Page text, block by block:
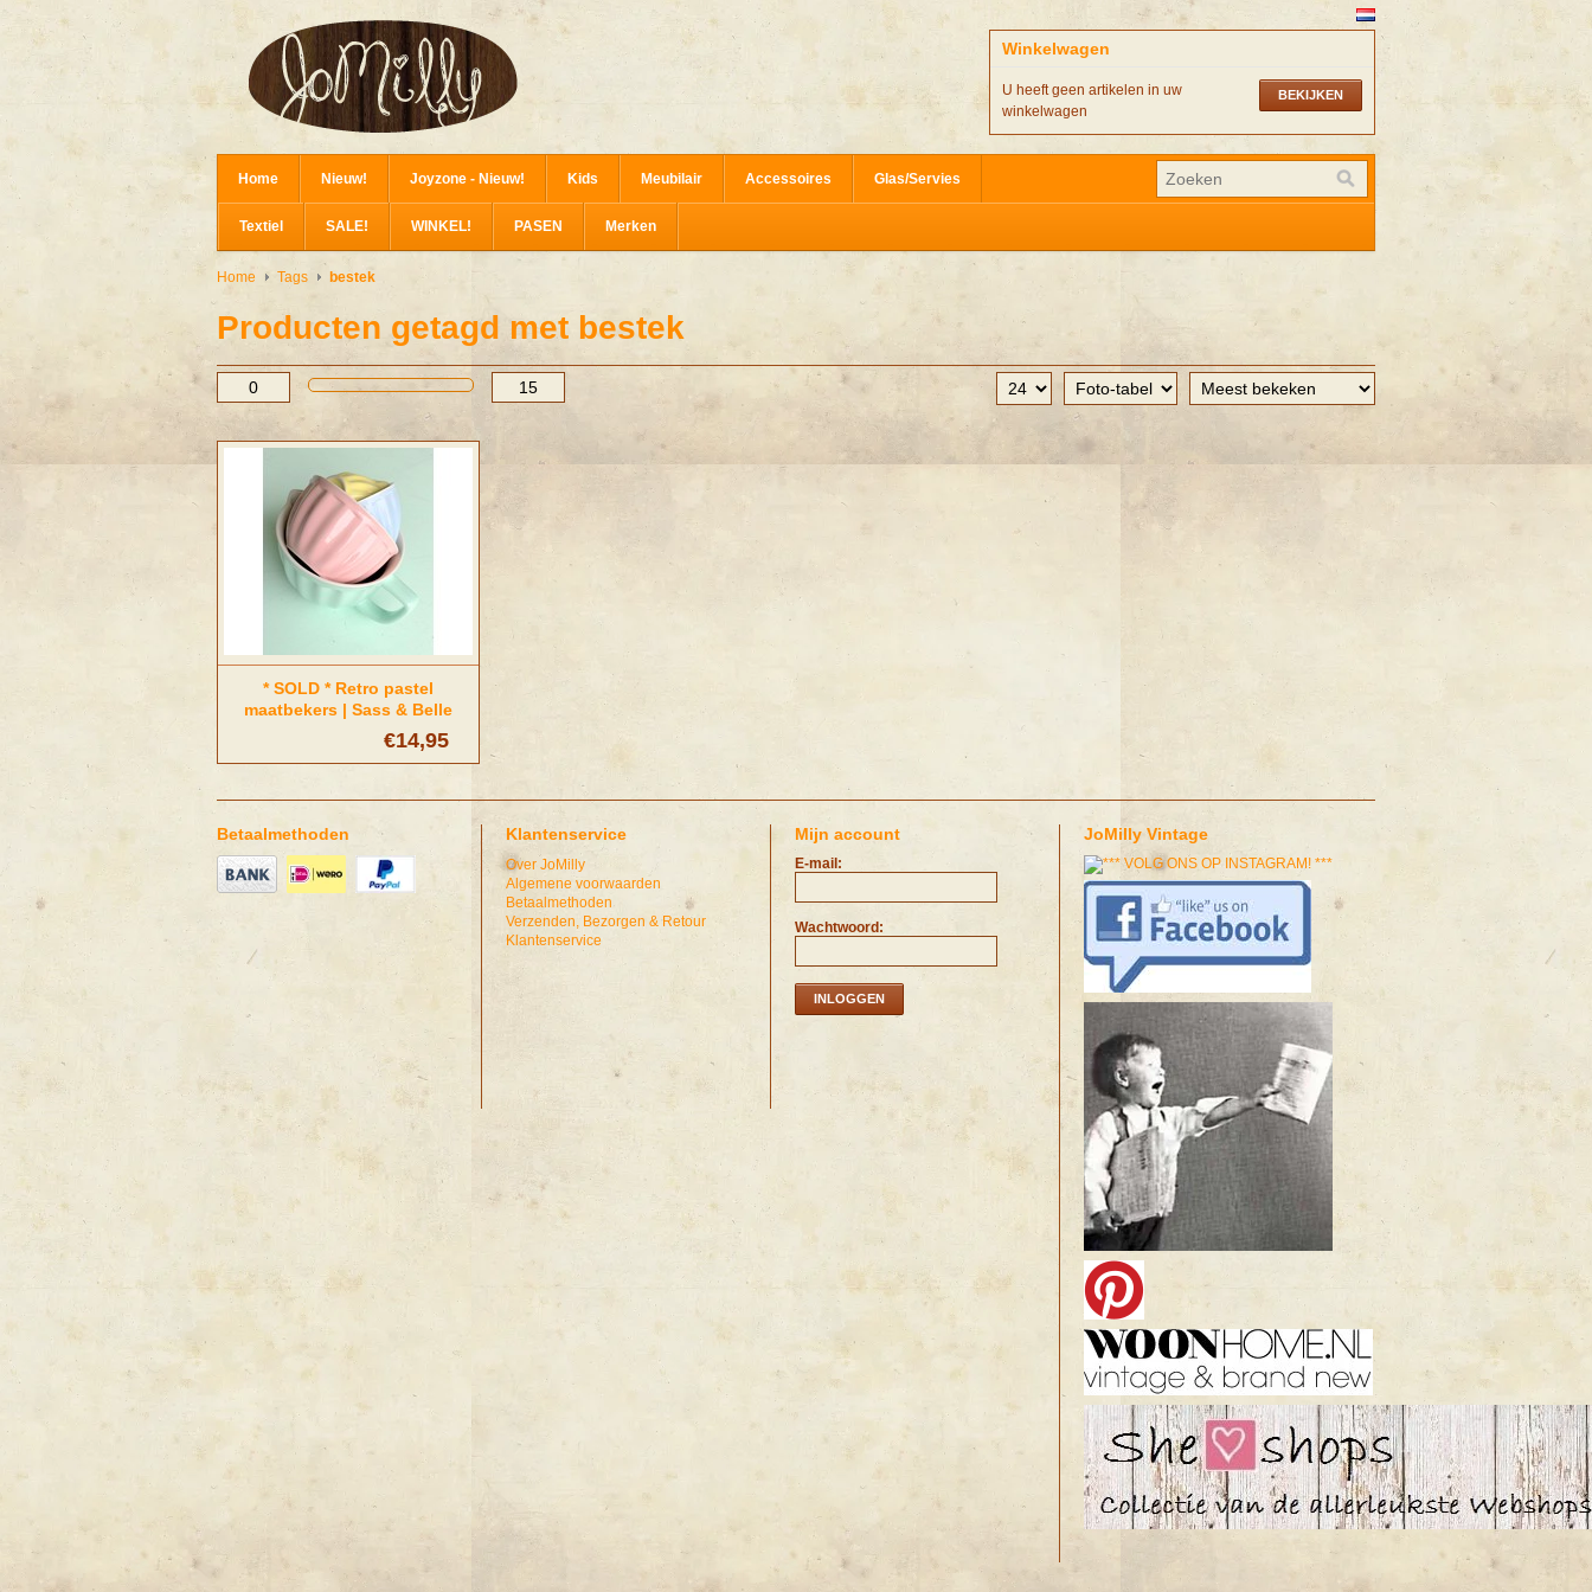
Winkelwagen
BEKIJKEN
U heeft geen artikelen in uw
winkelwagen
Home Nieuw! Joyzone - Nieuw! Kids Meubilair Accessoires Glas/Servies
Textiel SALE! WINKEL! PASEN Merken
Home Tags bestek
Producten getagd met bestek
* SOLD * Retro pastel
maatbekers | Sass & Belle
€14,95
Betaalmethoden Klantenservice
Over JoMilly
Algemene voorwaarden
Betaalmethoden
Verzenden, Bezorgen & Retour
Klantenservice
Mijn account
E-mail:
Wachtwoord:
INLOGGEN
JoMilly Vintage